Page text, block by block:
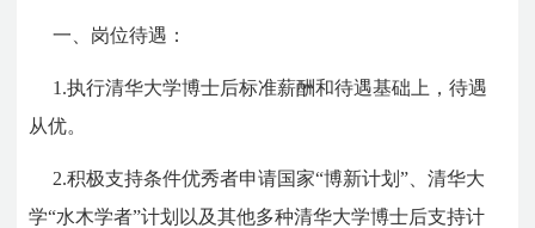
一、岗位待遇：
1.执行清华大学博士后标准薪酬和待遇基础上，待遇
从优。
2.积极支持条件优秀者申请国家“博新计划”、清华大
学“水木学者”计划以及其他多种清华大学博士后支持计